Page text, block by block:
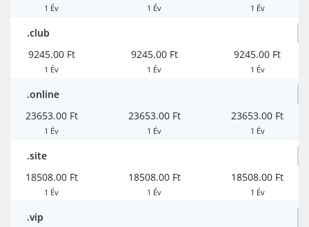
1 Év 1 Év 1 Év
.club
9245.00 Ft
1 Év
9245.00 Ft
1 Év
9245.00 Ft
1 Év
.online
23653.00 Ft
1 Év
23653.00 Ft
1 Év
23653.00 Ft
1 Év
.site
18508.00 Ft
1 Év
18508.00 Ft
1 Év
18508.00 Ft
1 Év
.vip